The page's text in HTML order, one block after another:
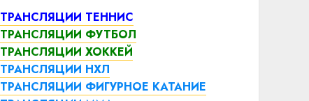
ТРАНСЛЯЦИИ ТЕННИС
ТРАНСЛЯЦИИ ФУТБОЛ
ТРАНСЛЯЦИИ ХОККЕЙ
ТРАНСЛЯЦИИ НХЛ
ТРАНСЛЯЦИИ ФИГУРНОЕ КАТАНИЕ